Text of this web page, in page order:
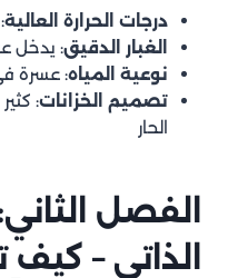
الخطوة 10: التسليم والتوثيق
4.1 خزانات البولي إيثيلين (البلاستيك)
4.4 خزانات الصاج المجلفن
درجات الحرارة العالية:
الغبار الدقيق: يدخل
نوعية المياه: عسرة
تصميم الخزانات:
الحار
الفصل
الذاتي –